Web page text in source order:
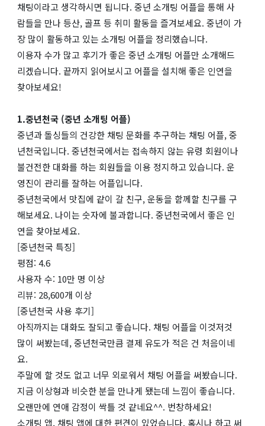
채팅이라고 생각하시면 됩니다. 중년 소개팅 어플을 통해 사
람들을 만나 등산, 골프 등 취미 활동을 즐겨보세요. 중년이 가
장 많이 활동하고 있는 소개팅 어플을 정리했습니다.
이용자 수가 많고 후기가 좋은 중년 소개팅 어플만 소개해드
리겠습니다. 끝까지 읽어보시고 어플을 설치해 좋은 인연을
찾아보세요!
1.중년천국 (중년 소개팅 어플)
중년과 돌싱들의 건강한 채팅 문화를 추구하는 채팅 어플, 중
년천국입니다. 중년천국에서는 접속하지 않는 유령 회원이나
불건전한 대화를 하는 회원들을 이용 정지하고 있습니다. 운
영진이 관리를 잘하는 어플입니다.
중년천국에서 맛집에 같이 갈 친구, 운동을 함께할 친구를 구
해보세요. 나이는 숫자에 불과합니다. 중년천국에서 좋은 인
연을 찾아보세요.
[중년천국 특징]
평점: 4.6
사용자 수: 10만 명 이상
리뷰: 28,600개 이상
[중년천국 사용 후기]
아직까지는 대화도 잘되고 좋습니다. 채팅 어플을 이것저것
많이 써봤는데, 중년천국만큼 결제 유도가 적은 건 처음이네
요.
주말에 할 것도 없고 너무 외로워서 채팅 어플을 써봤습니다.
지금 이상형과 비슷한 분을 만나게 됐는데 느낌이 좋습니다.
오랜만에 연애 감정이 싹틀 것 같네요^^. 번창하세요!
소개팅 앱, 채팅 앱에 대한 편견이 있었습니다. 혹시나 하고 써